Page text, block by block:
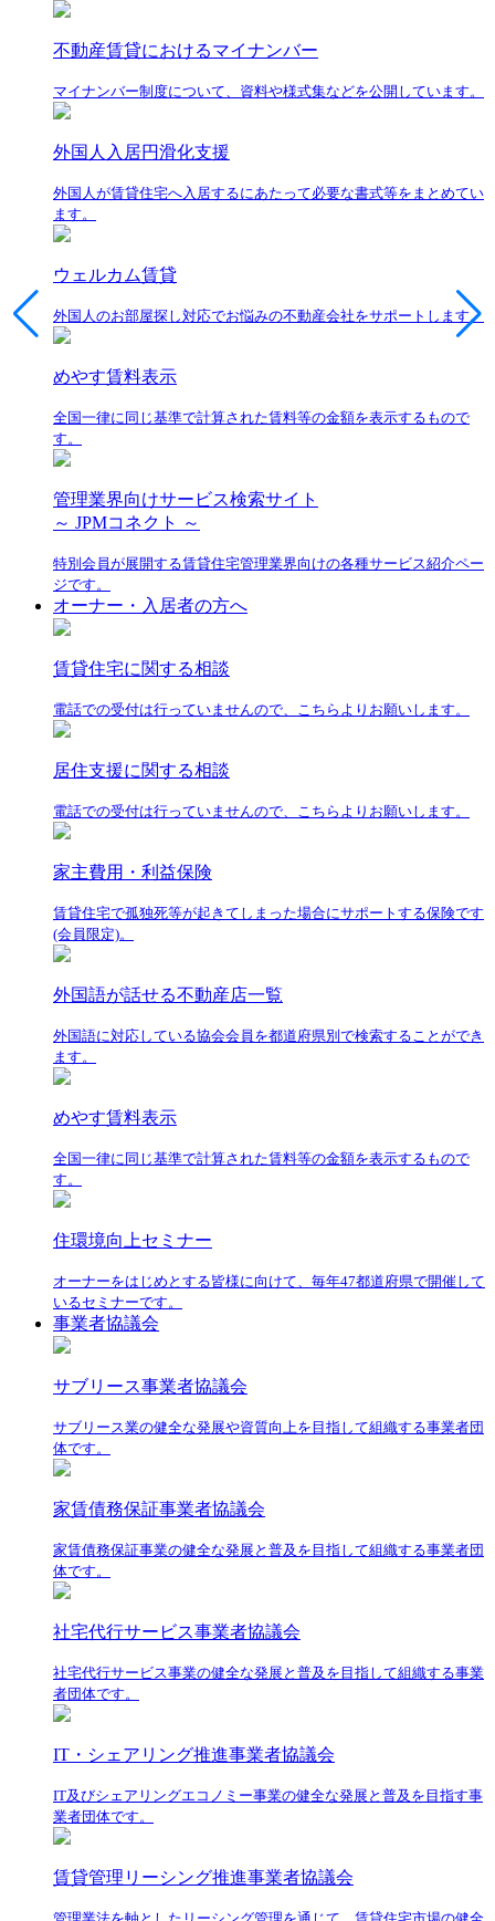
不動産賃貸におけるマイナンバー
マイナンバー制度について、資料や様式集などを公開しています。
外国人入居円滑化支援
外国人が賃貸住宅へ入居するにあたって必要な書式等をまとめてい
ます。
ウェルカム賃貸
外国人のお部屋探し対応でお悩みの不動産会社をサポートします。
めやす賃料表示
全国一律に同じ基準で計算された賃料等の金額を表示するもので
す。
管理業界向けサービス検索サイト
～ JPMコネクト ～
特別会員が展開する賃貸住宅管理業界向けの各種サービス紹介ペー
ジです。
オーナー・入居者の方へ
賃貸住宅に関する相談
電話での受付は行っていませんので、こちらよりお願いします。
居住支援に関する相談
電話での受付は行っていませんので、こちらよりお願いします。
家主費用・利益保険
賃貸住宅で孤独死等が起きてしまった場合にサポートする保険です
(会員限定)。
外国語が話せる不動産店一覧
外国語に対応している協会会員を都道府県別で検索することができ
ます。
めやす賃料表示
全国一律に同じ基準で計算された賃料等の金額を表示するもので
す。
住環境向上セミナー
オーナーをはじめとする皆様に向けて、毎年47都道府県で開催して
いるセミナーです。
事業者協議会
サブリース事業者協議会
サブリース業の健全な発展や資質向上を目指して組織する事業者団
体です。
家賃債務保証事業者協議会
家賃債務保証事業の健全な発展と普及を目指して組織する事業者団
体です。
社宅代行サービス事業者協議会
社宅代行サービス事業の健全な発展と普及を目指して組織する事業
者団体です。
IT・シェアリング推進事業者協議会
IT及びシェアリングエコノミー事業の健全な発展と普及を目指す事
業者団体です。
賃貸管理リーシング推進事業者協議会